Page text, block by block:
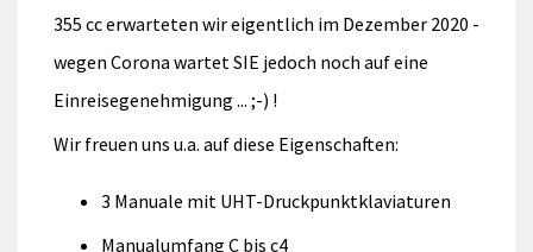
355 cc erwarteten wir eigentlich im Dezember 2020 -
wegen Corona wartet SIE jedoch noch auf eine
Einreisegenehmigung ... ;-) !
Wir freuen uns u.a. auf diese Eigenschaften:
3 Manuale mit UHT-Druckpunktklaviaturen
Manualumfang C bis c4